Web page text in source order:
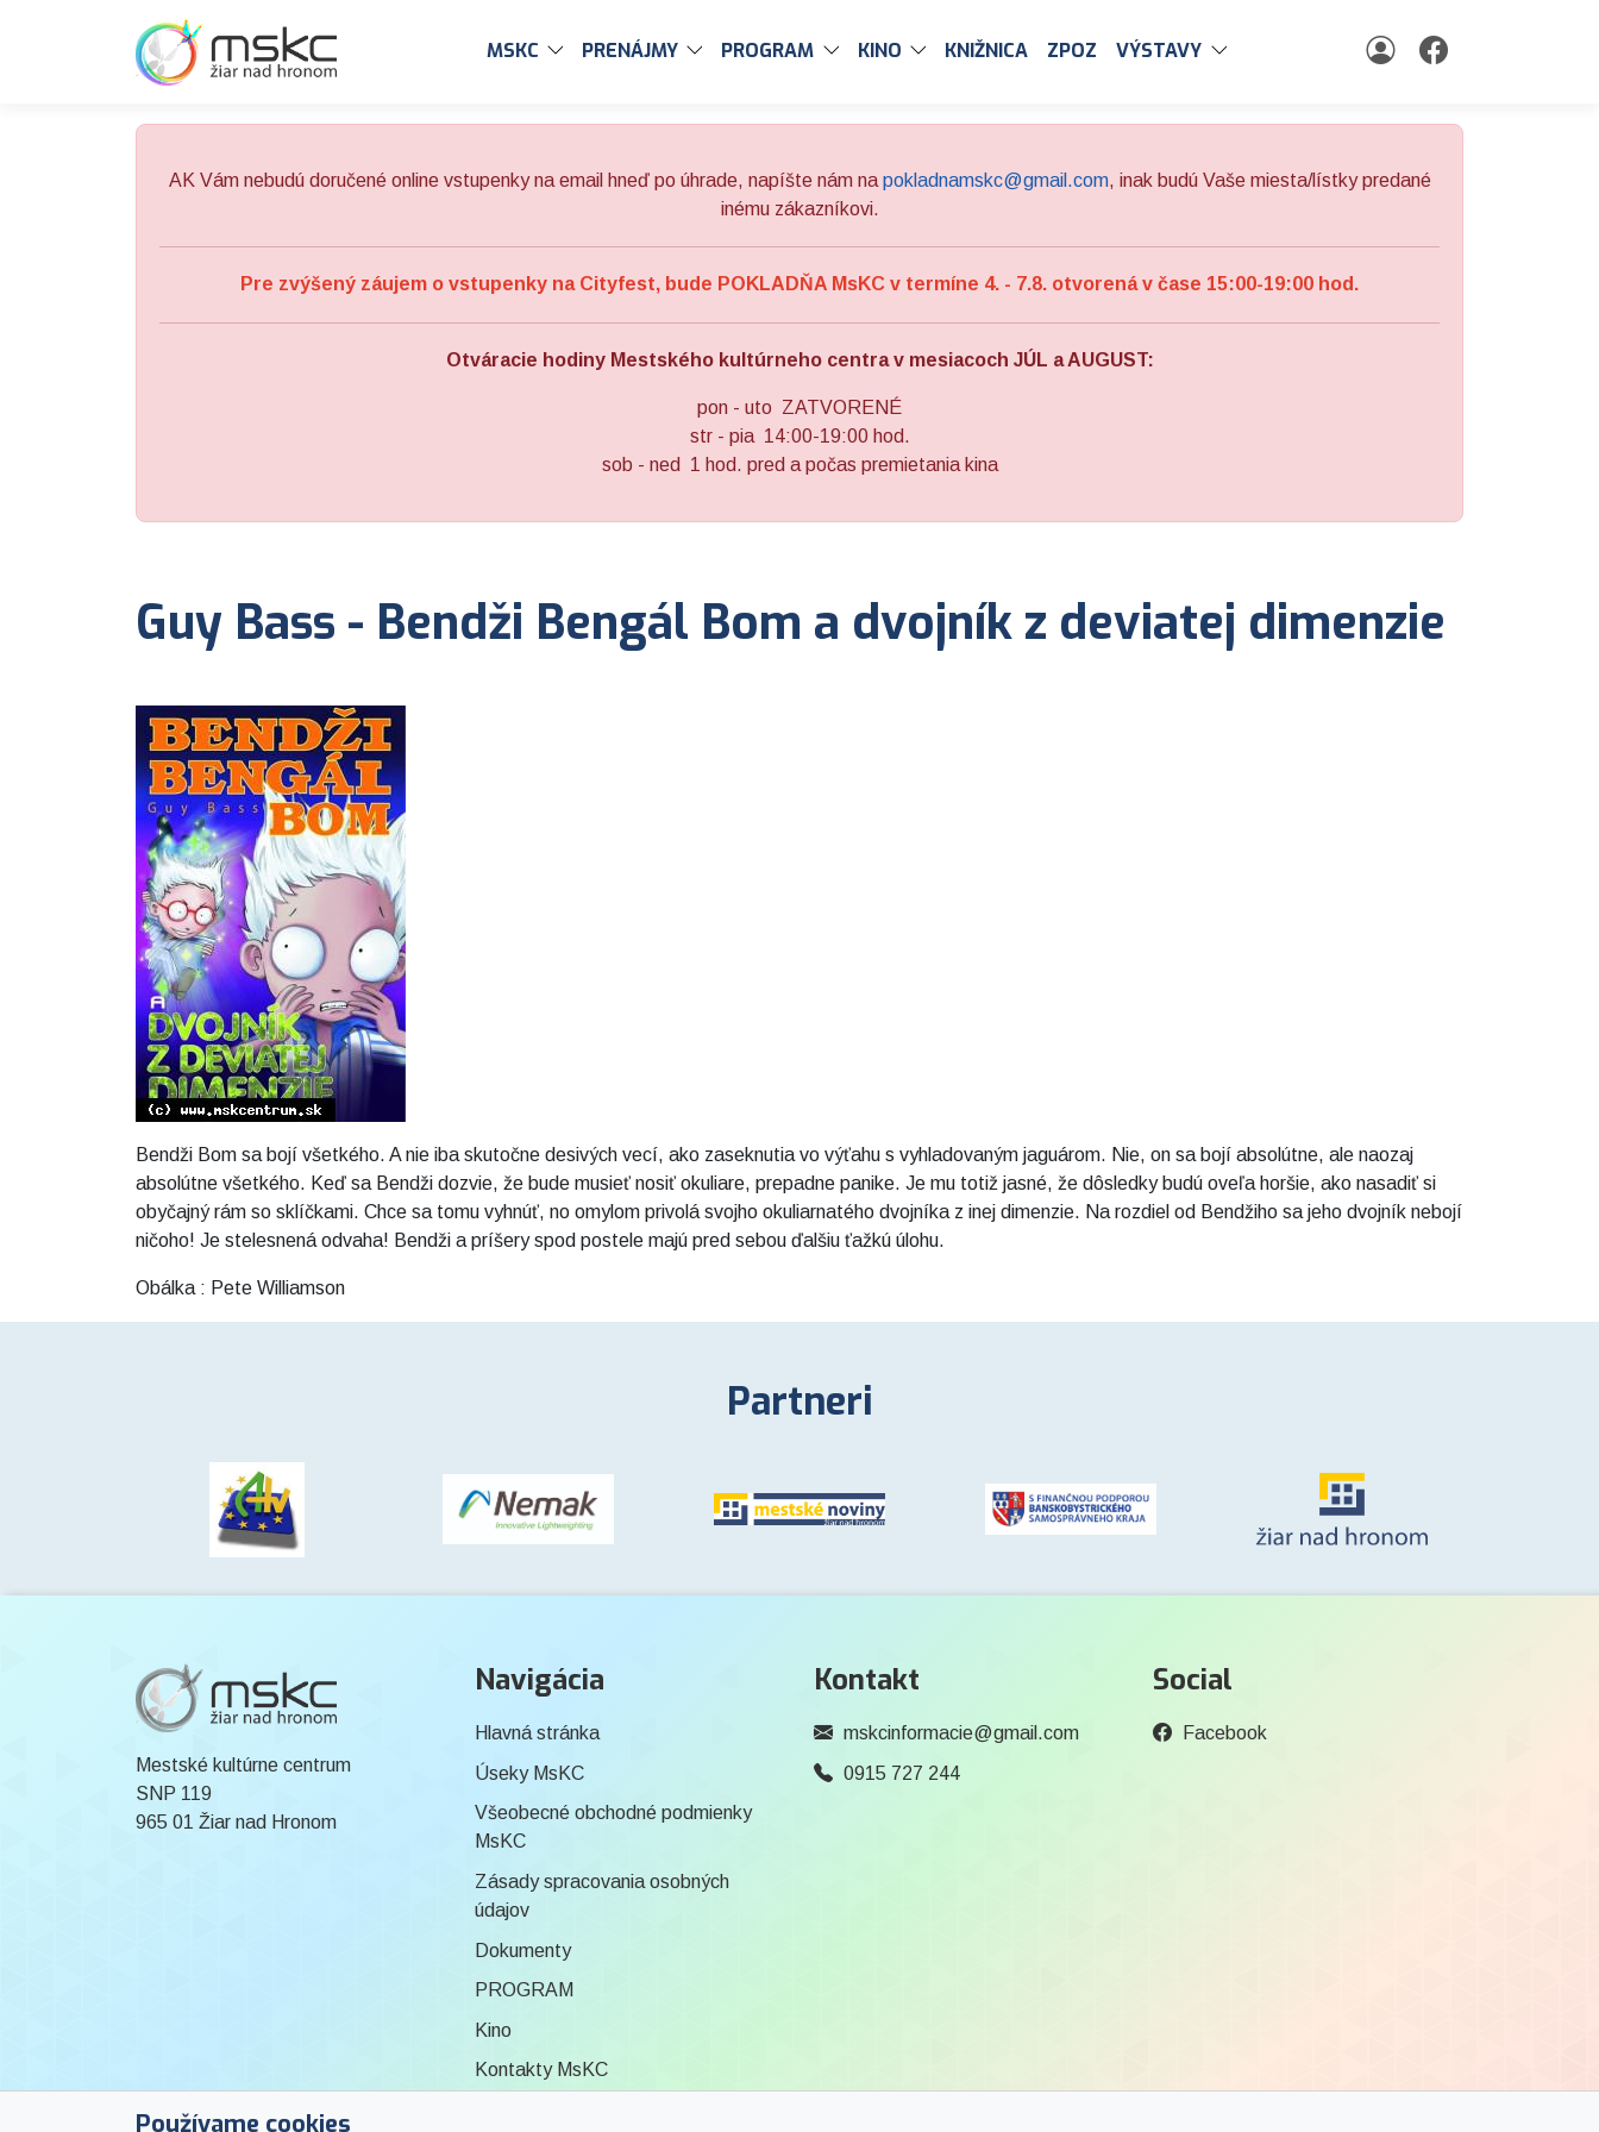
MSKC PRENÁJMY PROGRAM KINO KNIŽNICA ZPOZ VÝSTAVY
AK Vám nebudú doručené online vstupenky na email hneď po úhrade, napíšte nám na pokladnamskc@gmail.com, inak budú Vaše miesta/lístky predané
inému zákazníkovi.
Pre zvýšený záujem o vstupenky na Cityfest, bude POKLADŇA MsKC v termíne 4. - 7.8. otvorená v čase 15:00-19:00 hod.
Otváracie hodiny Mestského kultúrneho centra v mesiacoch JÚL a AUGUST:
pon - uto ZATVORENÉ
str - pia 14:00-19:00 hod.
sob - ned 1 hod. pred a počas premietania kina
Guy Bass - Bendži Bengál Bom a dvojník z deviatej dimenzie
Bendži Bom sa bojí všetkého. A nie iba skutočne desivých vecí, ako zaseknutia vo výťahu s vyhladovaným jaguárom. Nie, on sa bojí absolútne, ale naozaj
absolútne všetkého. Keď sa Bendži dozvie, že bude musieť nosiť okuliare, prepadne panike. Je mu totiž jasné, že dôsledky budú oveľa horšie, ako nasadiť si
obyčajný rám so sklíčkami. Chce sa tomu vyhnúť, no omylom privolá svojho okuliarnatého dvojníka z inej dimenzie. Na rozdiel od Bendžiho sa jeho dvojník nebojí
ničoho! Je stelesnená odvaha! Bendži a príšery spod postele majú pred sebou ďalšiu ťažkú úlohu.
Obálka : Pete Williamson
Partneri
Používame cookies
Mestské kultúrne centrum
SNP 119
965 01 Žiar nad Hronom
Navigácia
Hlavná stránka
Úseky MsKC
Všeobecné obchodné podmienky
MsKC
Zásady spracovania osobných
údajov
Dokumenty
PROGRAM
Kino
Kontakty MsKC
Kontakt
mskcinformacie@gmail.com
0915 727 244
Social
Facebook